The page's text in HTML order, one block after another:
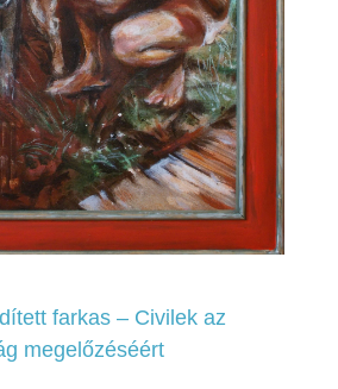
farkas – Civilek az
megelőzéséért